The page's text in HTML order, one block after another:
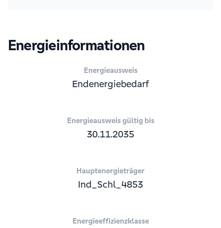
Energieinformationen
Energieausweis
Endenergiebedarf
Energieausweis gültig bis
30.11.2035
Hauptenergieträger
Ind_Schl_4853
Energieeffizienzklasse